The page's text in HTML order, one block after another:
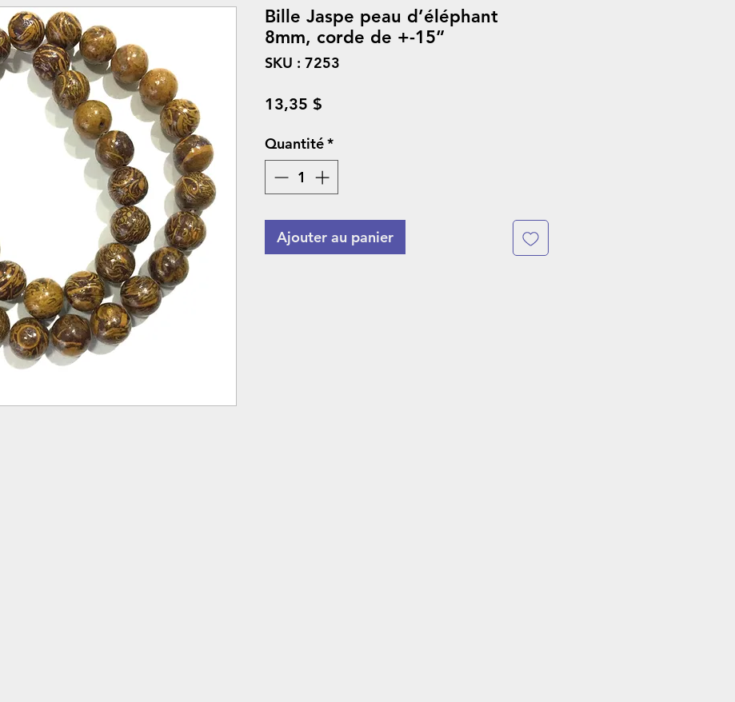
Bille Jaspe peau d’éléphant
8mm, corde de +-15”
SKU : 7253
13,35 $
Quantité*
Ajouter au panier